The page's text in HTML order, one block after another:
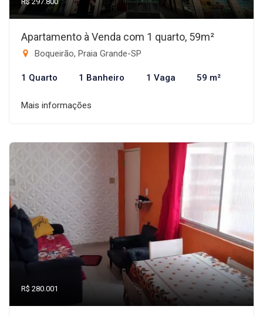
Apartamento à Venda com 1 quarto, 59m²
Boqueirão, Praia Grande-SP
1 Quarto 1 Banheiro 1 Vaga 59 m²
Mais informações
R$ 280.001